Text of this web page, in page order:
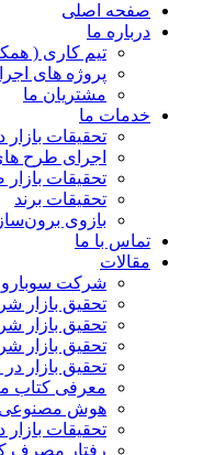
صفحه اصلی
درباره ما
تیم کاری (
پروژه های
مشتریان ما
خدمات ما
تحقیقات بازار
اجرای طرح
تحقیقات بازار
تحقیقات برند
بازوی
تماس با ما
مقالات
شرکت سوبارو
تحقیق بازار
تحقیق بازار
تحقیق بازار
تحقیق بازار در
معرفی کتاب
هوش مصنوعی و
تحقیقات
رفتار مصرف